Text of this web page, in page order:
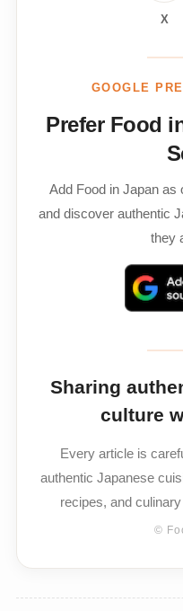
X
GOOGLE
Prefer Food
Add Food in Japan as
and discover authentic
they
Sharing
culture
Every article is
authentic Japanese
recipes, and
©